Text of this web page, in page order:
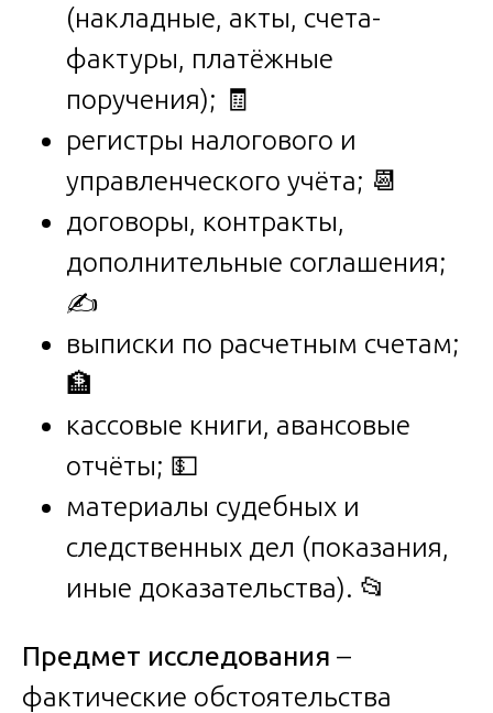
(накладные, акты, счета-
фактуры, платёжные
поручения); 🧾
регистры налогового и
управленческого учёта; 📆
договоры, контракты,
дополнительные соглашения;
✍️
выписки по расчетным счетам;
🏦
кассовые книги, авансовые
отчёты; 💵
материалы судебных и
следственных дел (показания,
иные доказательства). 📂
Предмет исследования –
фактические обстоятельства